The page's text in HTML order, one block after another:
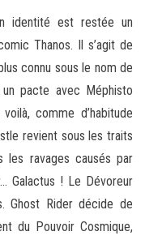
identité est restée un
Thanos. Il s’agit de
connu sous le nom de
pacte avec Méphisto
comme d’habitude
revient sous les traits
les ravages causés par
Galactus ! Le Dévoreur
Ghost Rider décide de
du Pouvoir Cosmique,